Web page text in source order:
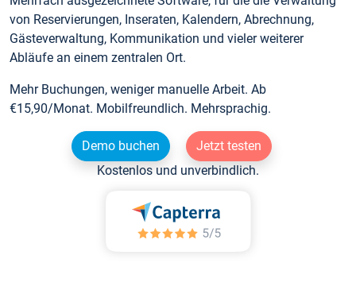
von Reservierungen, Inseraten, Kalendern, Abrechnung,
Gästeverwaltung, Kommunikation und vieler weiterer
Abläufe an einem zentralen Ort.
Mehr Buchungen, weniger manuelle Arbeit. Ab
€15,90/Monat. Mobilfreundlich. Mehrsprachig.
Demo buchen
Jetzt testen
Kostenlos und unverbindlich.